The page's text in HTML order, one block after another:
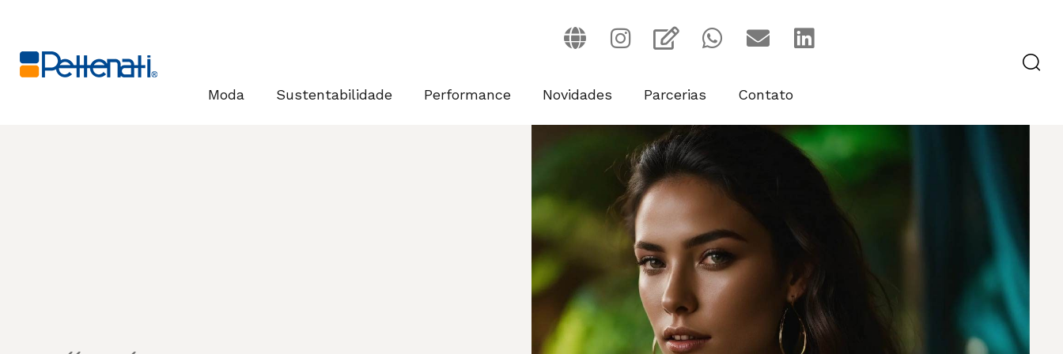
Moda Sustentabilidade Performance Novidades Parcerias Contato